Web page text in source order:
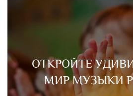
ОТКРОЙТЕ
МИР МУЗЫКИ